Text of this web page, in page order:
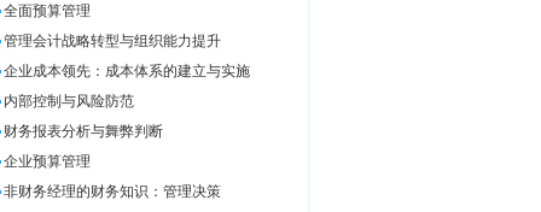
全面预算管理
管理会计战略转型与组织能力提升
企业成本领先：成本体系的建立与实施
内部控制与风险防范
财务报表分析与舞弊判断
企业预算管理
非财务经理的财务知识：管理决策